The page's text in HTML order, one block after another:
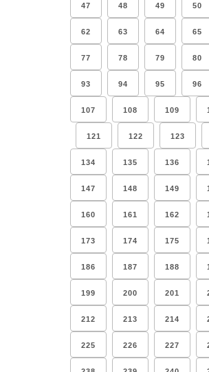
47 48 49 50
62 63 64 65
77 78 79 80
93 94 95 96
107 108 109
121 122 123
134 135 136
147 148 149
160 161 162
173 174 175
186 187 188
199 200 201
212 213 214
225 226 227